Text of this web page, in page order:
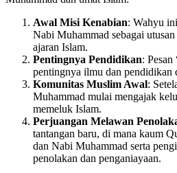
Awal Misi Kenabian: Wahyu
Nabi Muhammad sebagai
ajaran Islam.
Pentingnya Pendidikan:
pentingnya ilmu dan pendidikan
Komunitas Muslim Awal:
Muhammad mulai mengajak
memeluk Islam.
Perjuangan Melawan
tantangan baru, di mana kaum
dan Nabi Muhammad serta
penolakan dan penganiayaan.